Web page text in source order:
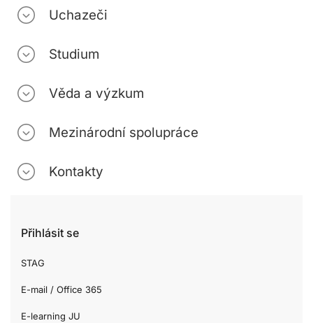
Uchazeči
Studium
Věda a výzkum
Mezinárodní spolupráce
Kontakty
Přihlásit se
STAG
E-mail / Office 365
E-learning JU